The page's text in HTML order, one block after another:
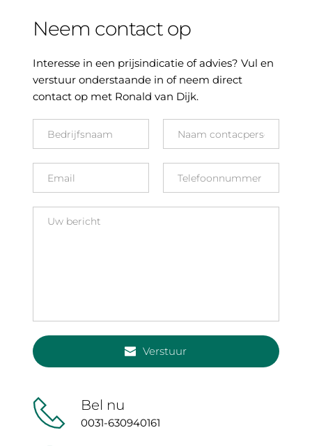
Bel nu
0031-630940161
Neem contact op
Interesse in een prijsindicatie of advies? Vul en
verstuur onderstaande in of neem direct
contact op met Ronald van Dijk.
Verstuur